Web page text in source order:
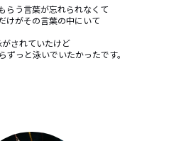
らう言葉が忘れられなくて
けがその言葉の中にいて
がされていたけど
ずっと泳いでいたかったです。